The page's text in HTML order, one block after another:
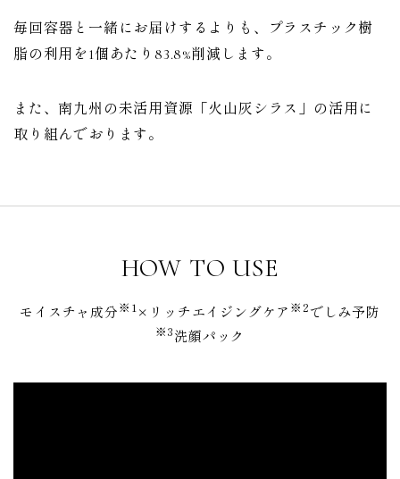
毎回容器と一緒にお届けするよりも、プラスチック樹
脂の利用を1個あたり83.8%削減します。
また、南九州の未活用資源「火山灰シラス」の活用に
取り組んでおります。
HOW TO USE
モイスチャ成分※1 ×リッチエイジングケア ※2でしみ予防
※3洗顔パック